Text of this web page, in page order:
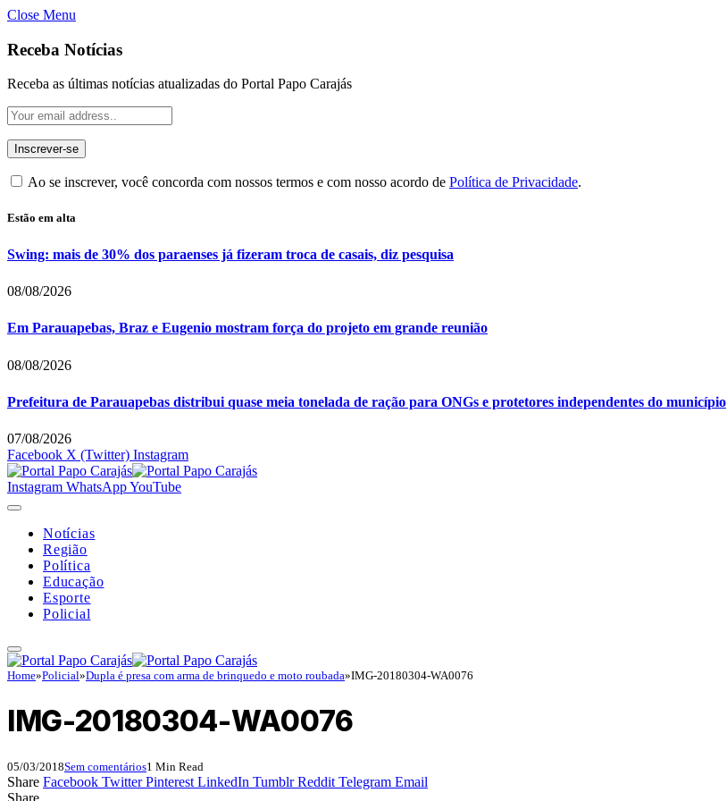
Close Menu
Receba Notícias
Receba as últimas notícias atualizadas do Portal Papo Carajás
Ao se inscrever, você concorda com nossos termos e com nosso acordo de Política de Privacidade.
Estão em alta
Swing: mais de 30% dos paraenses já fizeram troca de casais, diz pesquisa
08/08/2026
Em Parauapebas, Braz e Eugenio mostram força do projeto em grande reunião
08/08/2026
Prefeitura de Parauapebas distribui quase meia tonelada de ração para ONGs e protetores independentes do município
07/08/2026
Facebook X (Twitter) Instagram
Instagram WhatsAppYouTube
Notícias
Região
Política
Educação
Esporte
Policial
Home»Policial»Dupla é presa com arma de brinquedo e moto roubada»IMG-20180304-WA0076
IMG-20180304-WA0076
05/03/2018Sem comentários1 Min Read
Share Facebook Twitter Pinterest LinkedIn Tumblr Reddit Telegram Email
Share